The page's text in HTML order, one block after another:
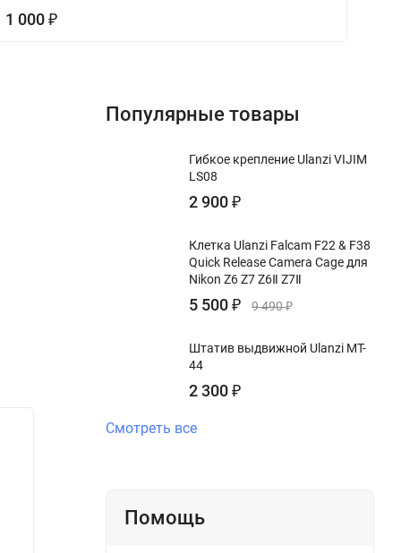
1 000₽
Популярные товары
Гибкое крепление Ulanzi VIJIM
LS08
2 900₽
Клетка Ulanzi Falcam F22 & F38
Quick Release Camera Cage для
Nikon Z6 Z7 Z6Ⅱ Z7Ⅱ
5 500₽ 9 490₽
Штатив выдвижной Ulanzi MT-
44
2 300₽
Смотреть все
Помощь